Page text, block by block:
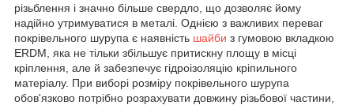
різьблення і значно більше свердло, що дозволяє йому
надійно утримуватися в металі. Однією з важливих переваг
покрівельного шурупа є наявність шайби з гумовою вкладкою
ERDM, яка не тільки збільшує притискну площу в місці
кріплення, але й забезпечує гідроізоляцію кріпильного
матеріалу. При виборі розміру покрівельного шурупа
обов'язково потрібно розрахувати довжину різьбової частини,